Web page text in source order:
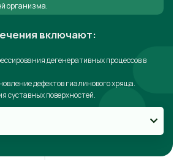
организма.
включают:
дегенеративных процессов в
дефектов гиалинового хряща.
суставных поверхностей.